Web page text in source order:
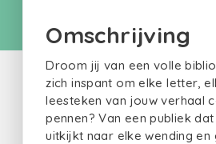
Omschrijving
Droom jij van een volle
zich inspant om elke letter,
leesteken van jouw verhaal
pennen? Van een publiek
uitkijkt naar elke wending en